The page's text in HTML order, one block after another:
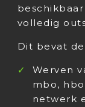
volledig
Dit bevat
Werven
mbo,
netwerk